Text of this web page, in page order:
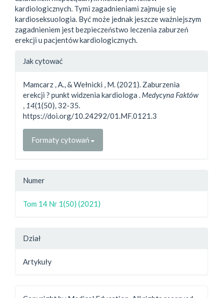
kardiologicznych. Tymi zagadnieniami zajmuje się
kardioseksuologia. Być może jednak jeszcze ważniejszym
zagadnieniem jest bezpieczeństwo leczenia zaburzeń
erekcji u pacjentów kardiologicznych.
Jak cytować
Mamcarz , A., & Wełnicki , M. (2021). Zaburzenia
erekcji ? punkt widzenia kardiologa . Medycyna Faktów
, 14(1(50), 32-35.
https://doi.org/10.24292/01.MF.0121.3
Formaty cytowań
Numer
Tom 14 Nr 1(50) (2021)
Dział
Artykuły